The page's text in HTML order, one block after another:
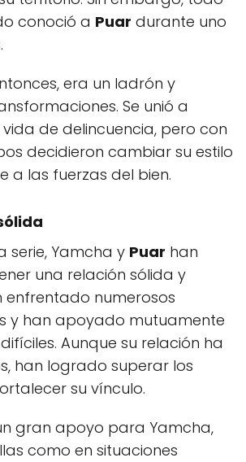
conoció a Puar durante uno
era un ladrón y
Se unió a
de delincuencia, pero con
decidieron cambiar su estilo
a las fuerzas del bien.
serie, Yamcha y Puar han
una relación sólida y
enfrentado numerosos
y han apoyado mutuamente
Aunque su relación ha
han logrado superar los
su vínculo.
gran apoyo para Yamcha,
como en situaciones